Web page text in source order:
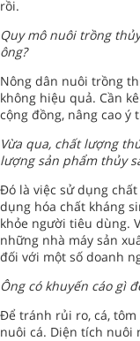
rồi.
Quy mô nuôi trồng
ông?
Nông dân nuôi trồng
không hiệu quả. Cần
cộng đồng, nâng cao
Vừa qua, chất lượng
lượng sản phẩm thủy
Đó là việc sử dụng
dụng hóa chất kháng
khỏe người tiêu dùng.
những nhà máy sản
đối với một số doanh
Ông có khuyến cáo gì
Để tránh rủi ro, cá,
nuôi cá. Diện tích nuôi